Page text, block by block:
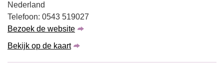
Nederland
Telefoon: 0543 519027
Bezoek de website
Bekijk op de kaart